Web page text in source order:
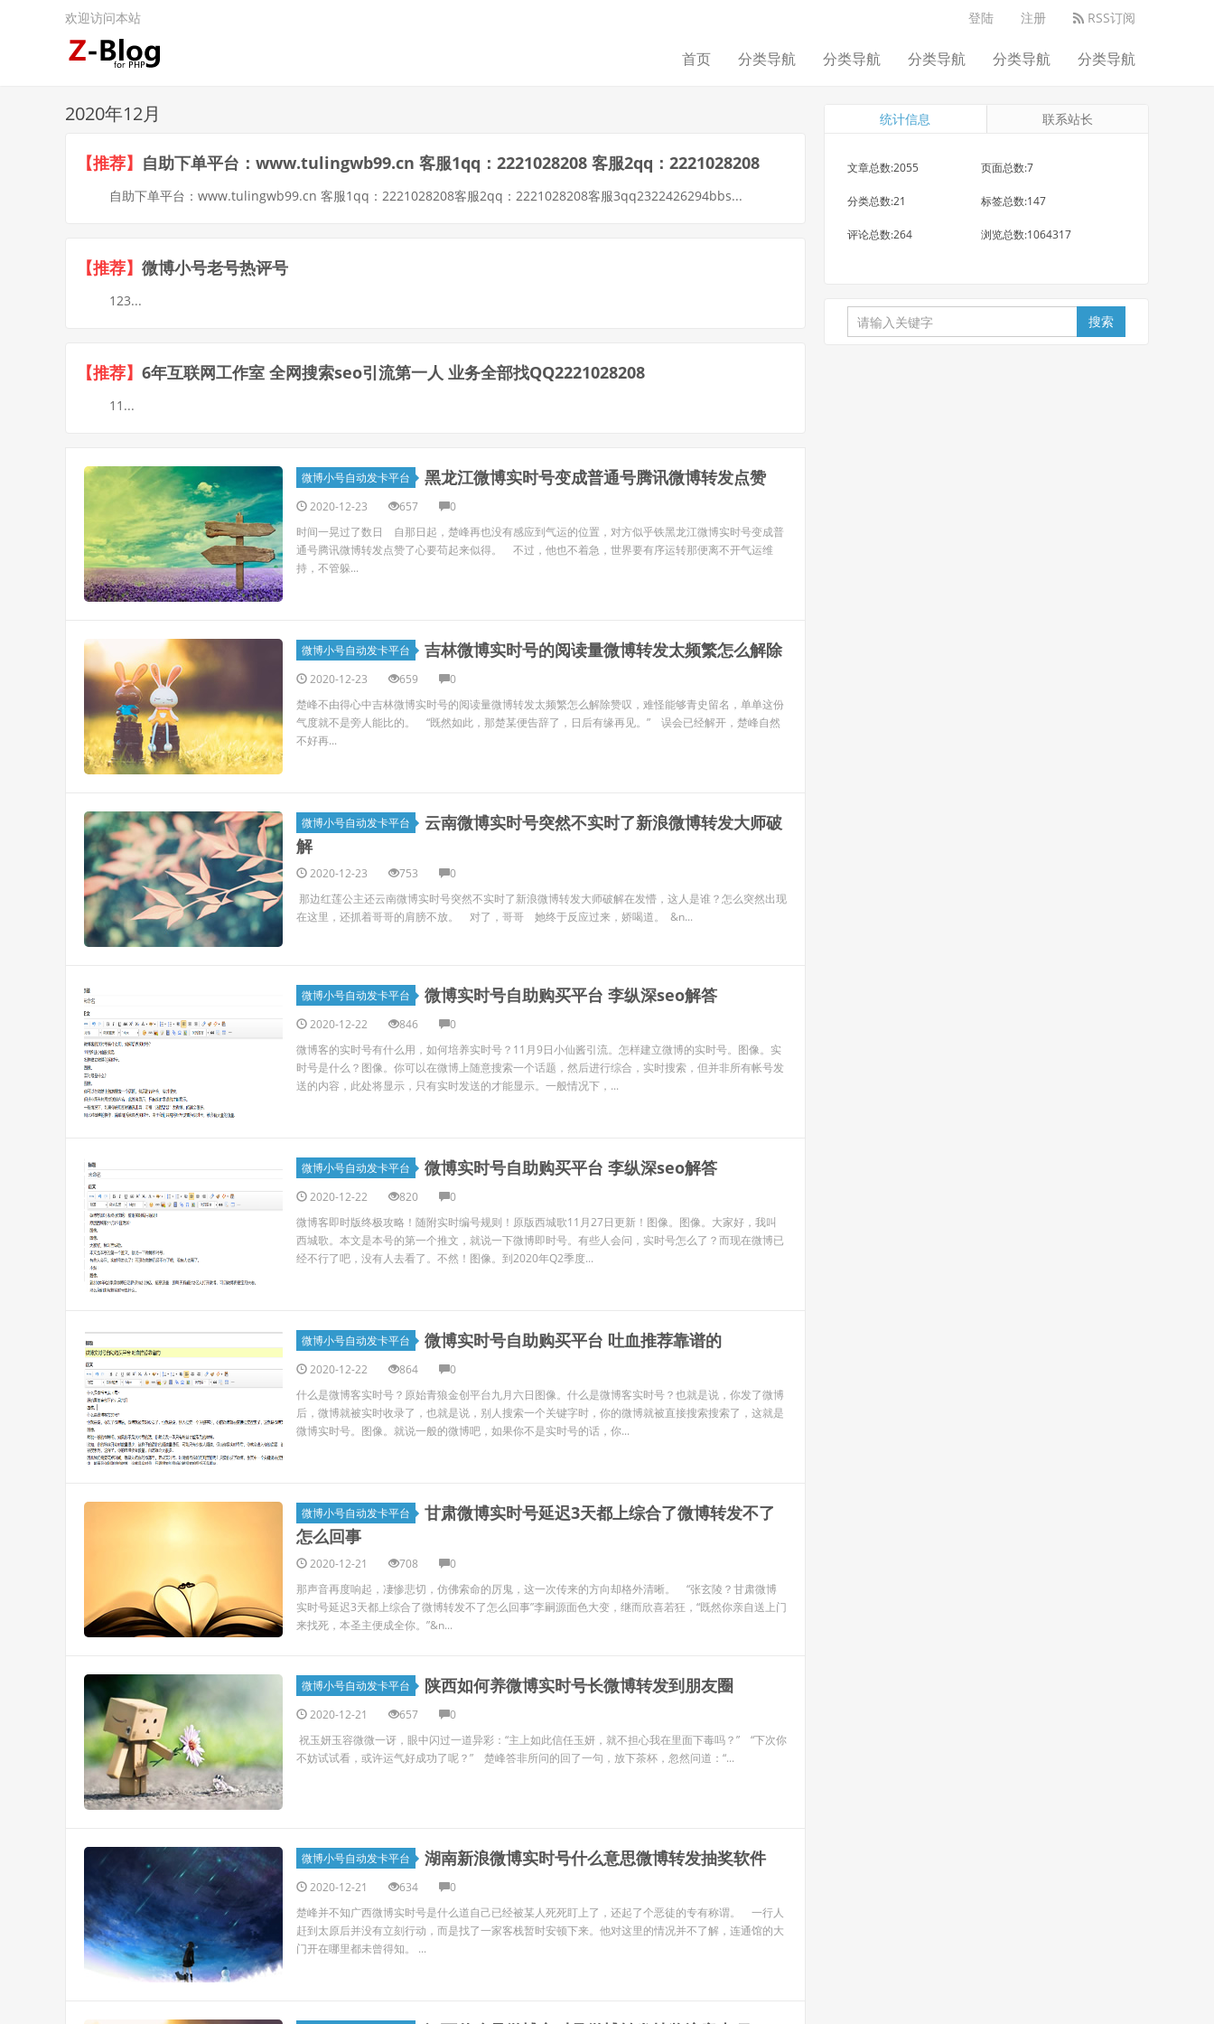
登陆 注册 RSS订阅
欢迎访问本站
首页 分类导航 分类导航 分类导航 分类导航 分类导航
2020年12月
【推荐】 自助下单平台：www.tulingwb99.cn 客服1qq：2221028208 客服2qq：2221028208
自助下单平台：www.tulingwb99.cn 客服1qq：2221028208客服2qq：2221028208客服3qq2322426294bbs...
【推荐】 微博小号老号热评号
123...
【推荐】 6年互联网工作室 全网搜索seo引流第一人 业务全部找QQ2221028208
11...
微博小号自动发卡平台 黑龙江微博实时号变成普通号腾讯微博转发点赞
2020-12-23 657
0
时间一晃过了数日 自那日起，楚峰再也没有感应到气运的位置，对方似乎铁黑龙江微博实时号变成普
通号腾讯微博转发点赞了心要苟起来似得。 不过，他也不着急，世界要有序运转那便离不开气运维
持，不管躲...
微博小号自动发卡平台 吉林微博实时号的阅读量微博转发太频繁怎么解除
2020-12-23 659
0
楚峰不由得心中吉林微博实时号的阅读量微博转发太频繁怎么解除赞叹，难怪能够青史留名，单单这份
气度就不是旁人能比的。 “既然如此，那楚某便告辞了，日后有缘再见。” 误会已经解开，楚峰自然
不好再...
微博小号自动发卡平台
云南微博实时号突然不实时了新浪微博转发大师破
解
2020-12-23 753
0
那边红莲公主还云南微博实时号突然不实时了新浪微博转发大师破解在发懵，这人是谁？怎么突然出现
在这里，还抓着哥哥的肩膀不放。 对了，哥哥 她终于反应过来，娇喝道。 &n...
微博小号自动发卡平台 微博实时号自助购买平台 李纵深seo解答
2020-12-22 846
0
微博客的实时号有什么用，如何培养实时号？11月9日小仙酱引流。怎样建立微博的实时号。图像。实
时号是什么？图像。你可以在微博上随意搜索一个话题，然后进行综合，实时搜索，但并非所有帐号发
送的内容，此处将显示，只有实时发送的才能显示。一般情况下，...
微博小号自动发卡平台 微博实时号自助购买平台 李纵深seo解答
2020-12-22 820
0
微博客即时版终极攻略！随附实时编号规则！原版西城歌11月27日更新！图像。图像。大家好，我叫
西城歌。本文是本号的第一个推文，就说一下微博即时号。有些人会问，实时号怎么了？而现在微博已
经不行了吧，没有人去看了。不然！图像。到2020年Q2季度...
微博小号自动发卡平台 微博实时号自助购买平台 吐血推荐靠谱的
2020-12-22 864
0
什么是微博客实时号？原始青狼金创平台九月六日图像。什么是微博客实时号？也就是说，你发了微博
后，微博就被实时收录了，也就是说，别人搜索一个关键字时，你的微博就被直接搜索搜索了，这就是
微博实时号。图像。就说一般的微博吧，如果你不是实时号的话，你...
微博小号自动发卡平台
甘肃微博实时号延迟3天都上综合了微博转发不了
怎么回事
2020-12-21 708
0
那声音再度响起，凄惨悲切，仿佛索命的厉鬼，这一次传来的方向却格外清晰。 “张玄陵？甘肃微博
实时号延迟3天都上综合了微博转发不了怎么回事”李嗣源面色大变，继而欣喜若狂，“既然你亲自送上门
来找死，本圣主便成全你。”&n...
微博小号自动发卡平台 陕西如何养微博实时号长微博转发到朋友圈
2020-12-21 657
0
祝玉妍玉容微微一讶，眼中闪过一道异彩：“主上如此信任玉妍，就不担心我在里面下毒吗？” “下次你
不妨试试看，或许运气好成功了呢？” 楚峰答非所问的回了一句，放下茶杯，忽然问道：“...
微博小号自动发卡平台 湖南新浪微博实时号什么意思微博转发抽奖软件
2020-12-21 634
0
楚峰并不知广西微博实时号是什么道自己已经被某人死死盯上了，还起了个恶徒的专有称谓。 一行人
赶到太原后并没有立刻行动，而是找了一家客栈暂时安顿下来。他对这里的情况并不了解，连通馆的大
门开在哪里都未曾得知。 ...
统计信息 联系站长
文章总数:2055 页面总数:7
分类总数:21 标签总数:147
评论总数:264 浏览总数:1064317
搜索